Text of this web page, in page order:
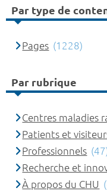
Par type de
Pages (1228)
Par rubrique
Centres maladies
Patients et
Professionnels
Recherche et
À propos du CHU